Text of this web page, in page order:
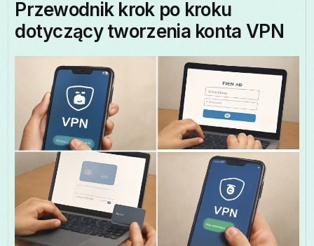
Przewodnik krok po kroku
dotyczący tworzenia konta VPN